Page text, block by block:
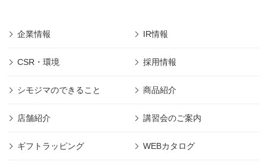
企業情報 IR情報
CSR・環境 採用情報
シモジマのできること 商品紹介
店舗紹介 講習会のご案内
ギフトラッピング WEBカタログ